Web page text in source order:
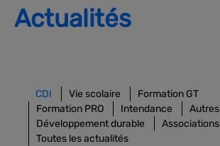
Actualités
CDI Vie scolaire
Formation GT
Formation PRO
Intendance
Autres
Développement durable
Associations
Toutes les actualités